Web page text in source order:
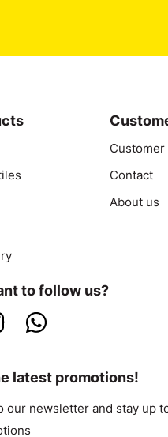
Contact
About us
to follow us?
latest promotions!
our newsletter and stay up